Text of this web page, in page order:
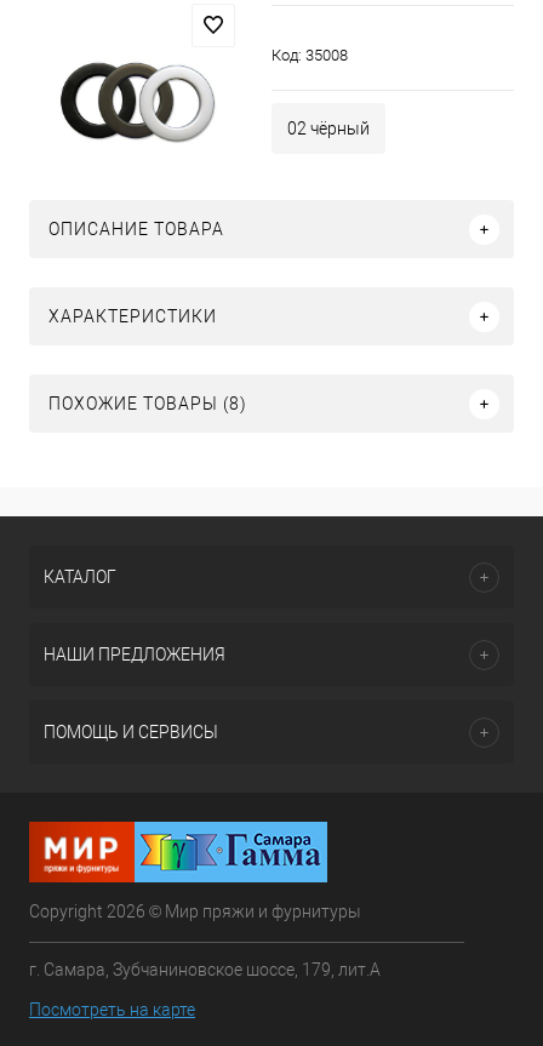
Код: 35008
02 чёрный
ОПИСАНИЕ ТОВАРА
ХАРАКТЕРИСТИКИ
ПОХОЖИЕ ТОВАРЫ (8)
КАТАЛОГ
НАШИ ПРЕДЛОЖЕНИЯ
ПОМОЩЬ И СЕРВИСЫ
Copyright 2026 © Мир пряжи и фурнитуры
г. Самара, Зубчаниновское шоссе, 179, лит.А
Посмотреть на карте